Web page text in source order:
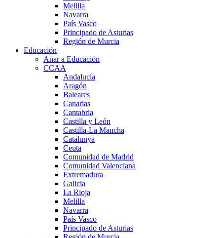
Melilla
Navarra
País Vasco
Principado de Asturias
Región de Murcia
Educación
Anar a Educación
CCAA
Andalucía
Aragón
Baleares
Canarias
Cantabria
Castilla y León
Castilla-La Mancha
Catalunya
Ceuta
Comunidad de Madrid
Comunidad Valenciana
Extremadura
Galicia
La Rioja
Melilla
Navarra
País Vasco
Principado de Asturias